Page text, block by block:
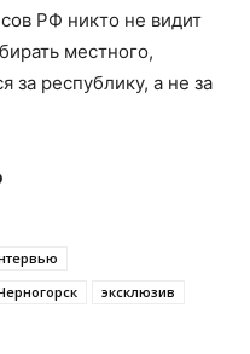
РФ никто не видит
местного,
за республику, а не за
эксклюзив